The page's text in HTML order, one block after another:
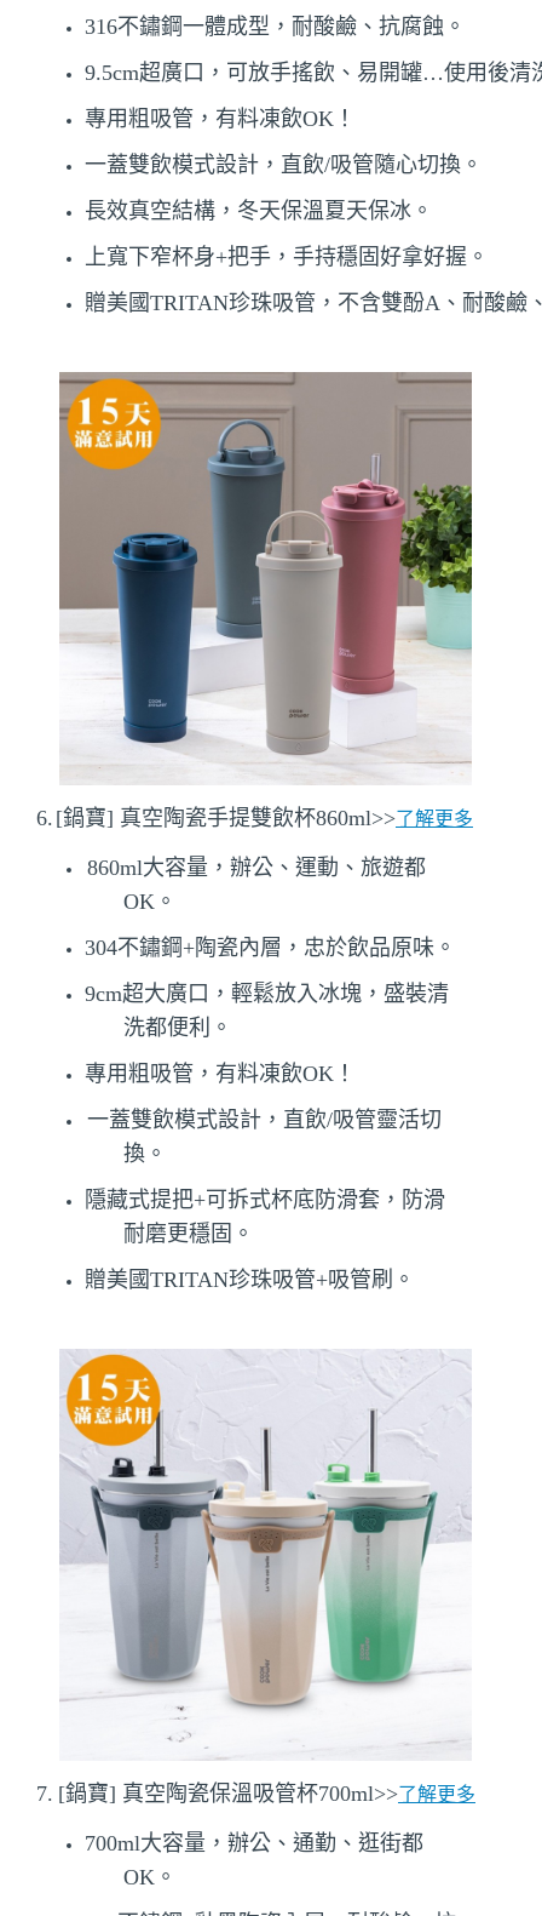
316不鏽鋼一體成型，耐酸鹼、抗腐蝕。
9.5cm超廣口，可放手搖飲、易開罐…使用後清
專用粗吸管，有料凍飲OK！
一蓋雙飲模式設計，直飲/吸管隨心切換。
長效真空結構，冬天保溫夏天保冰。
上寬下窄杯身+把手，手持穩固好拿好握。
贈美 國TRITAN珍珠吸管，不含雙酚A、耐酸鹼
6. [鍋寶] 真空陶瓷手提雙飲杯860ml>>了解更多
860ml大容量，辦公、運動、旅遊都
OK 。
304不鏽鋼+陶瓷內層，忠於飲品原味。
9cm超大廣口，輕鬆放入冰塊，盛裝清
洗都便利。
專用粗吸管，有料凍飲OK！
一蓋雙飲模式設計，直飲/吸管靈活切
換。
隱藏式提把+可拆式杯底防滑套，防滑
耐磨更穩固。
贈美國TRITAN珍珠吸管+吸管刷。
7. [鍋寶] 真空陶瓷保溫吸管杯700ml>>了解更多
700ml大容量，辦公、通勤、逛街都
OK。